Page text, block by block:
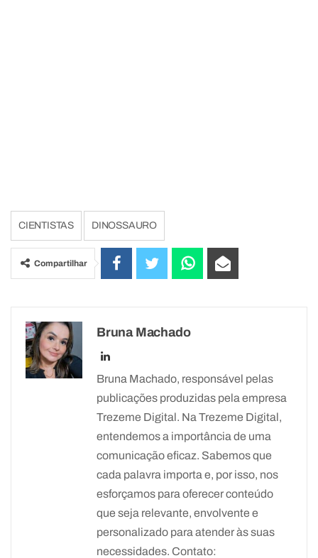
CIENTISTAS DINOSSAURO
Compartilhar
Bruna Machado
Bruna Machado, responsável pelas
publicações produzidas pela empresa
Trezeme Digital. Na Trezeme Digital,
entendemos a importância de uma
comunicação eficaz. Sabemos que
cada palavra importa e, por isso, nos
esforçamos para oferecer conteúdo
que seja relevante, envolvente e
personalizado para atender às suas
necessidades. Contato: